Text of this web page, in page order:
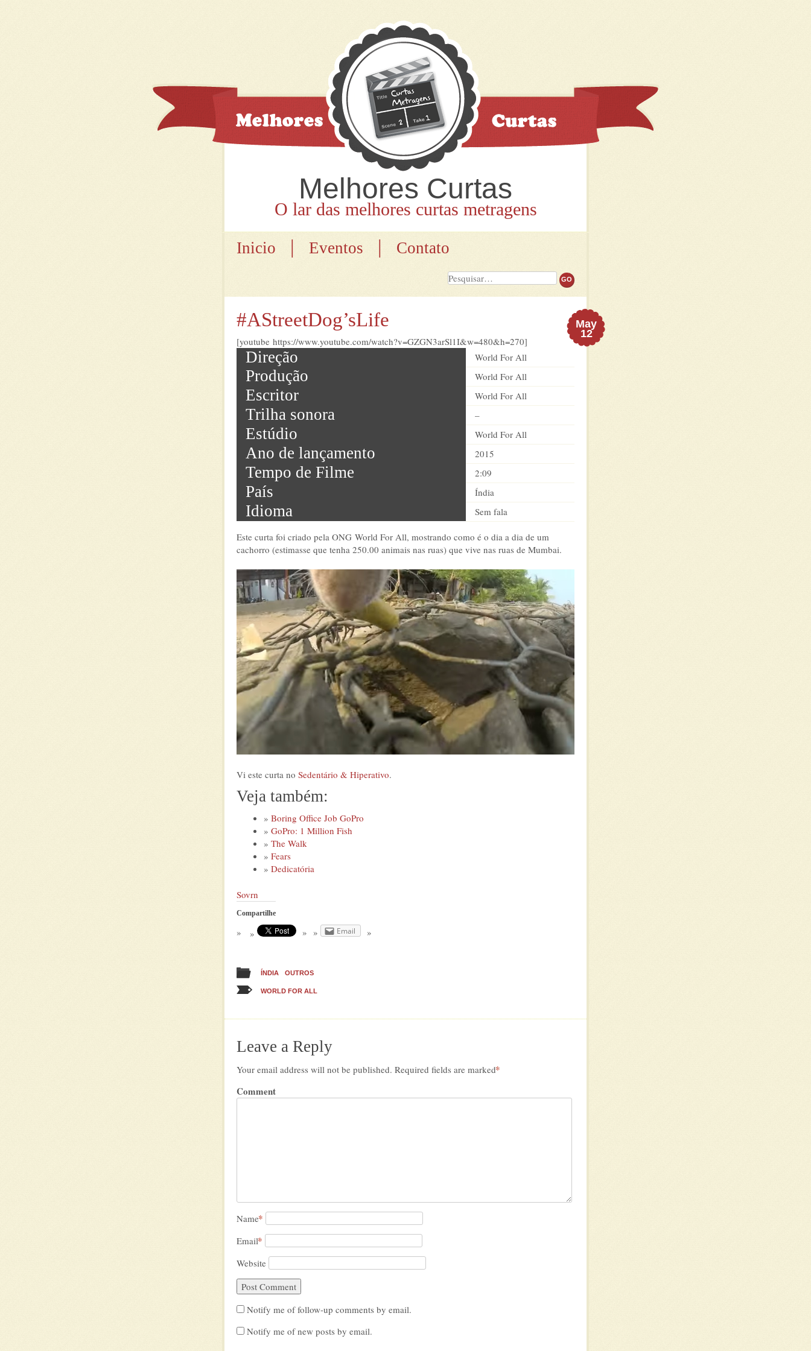
Melhores Curtas
O lar das melhores curtas metragens
Inicio | Eventos | Contato
May
12
#AStreetDog’sLife
[youtube https://www.youtube.com/watch?v=GZGN3arSl1I&w=480&h=270]
Direção World For All
Produção World For All
Escritor World For All
Trilha sonora –
Estúdio World For All
Ano de lançamento 2015
Tempo de Filme 2:09
País Índia
Idioma Sem fala
Este curta foi criado pela ONG World For All, mostrando como é o dia a dia de um
cachorro (estimasse que tenha 250.00 animais nas ruas) que vive nas ruas de Mumbai.
Vi este curta no Sedentário & Hiperativo.
Veja também:
Boring Office Job GoPro
GoPro: 1 Million Fish
The Walk
Fears
Dedicatória
Sovrn
Compartilhe
Email
ÍNDIA OUTROS
WORLD FOR ALL
Leave a Reply
Your email address will not be published. Required fields are marked*
Comment
Name*
Email*
Website
Notify me of follow-up comments by email.
Notify me of new posts by email.